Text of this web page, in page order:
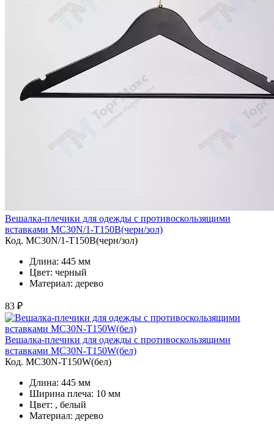
Вешалка-плечики для одежды с противоскользящими
вставками MC30N/1-T150B(черн/зол)
Код. MC30N/1-T150B(черн/зол)
Длина: 445 мм
Цвет: черный
Материал: дерево
83 ₽
Вешалка-плечики для одежды с противоскользящими
вставками MC30N-T150W(бел)
Код. MC30N-T150W(бел)
Длина: 445 мм
Ширина плеча: 10 мм
Цвет: , белый
Материал: дерево